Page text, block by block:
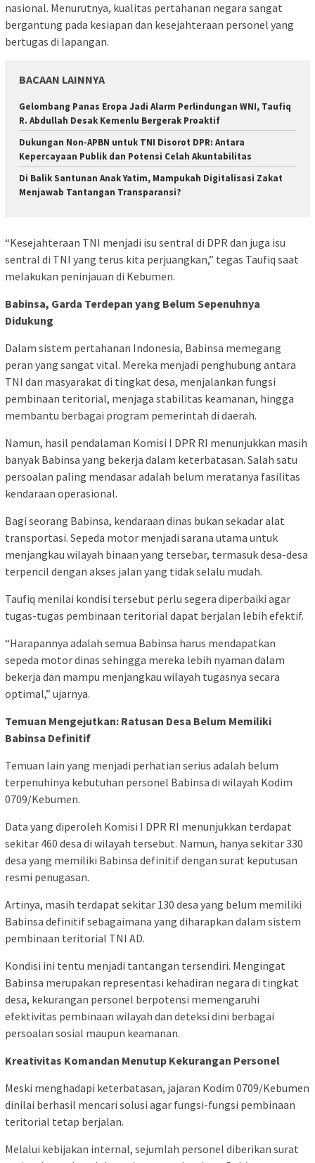
nasional. Menurutnya, kualitas pertahanan negara sangat
bergantung pada kesiapan dan kesejahteraan personel yang
bertugas di lapangan.
BACAAN LAINNYA
Gelombang Panas Eropa Jadi Alarm Perlindungan WNI, Taufiq
R. Abdullah Desak Kemenlu Bergerak Proaktif
Dukungan Non-APBN untuk TNI Disorot DPR: Antara
Kepercayaan Publik dan Potensi Celah Akuntabilitas
Di Balik Santunan Anak Yatim, Mampukah Digitalisasi Zakat
Menjawab Tantangan Transparansi?
“Kesejahteraan TNI menjadi isu sentral di DPR dan juga isu
sentral di TNI yang terus kita perjuangkan,” tegas Taufiq saat
melakukan peninjauan di Kebumen.
Babinsa, Garda Terdepan yang Belum Sepenuhnya
Didukung
Dalam sistem pertahanan Indonesia, Babinsa memegang
peran yang sangat vital. Mereka menjadi penghubung antara
TNI dan masyarakat di tingkat desa, menjalankan fungsi
pembinaan teritorial, menjaga stabilitas keamanan, hingga
membantu berbagai program pemerintah di daerah.
Namun, hasil pendalaman Komisi I DPR RI menunjukkan masih
banyak Babinsa yang bekerja dalam keterbatasan. Salah satu
persoalan paling mendasar adalah belum meratanya fasilitas
kendaraan operasional.
Bagi seorang Babinsa, kendaraan dinas bukan sekadar alat
transportasi. Sepeda motor menjadi sarana utama untuk
menjangkau wilayah binaan yang tersebar, termasuk desa-desa
terpencil dengan akses jalan yang tidak selalu mudah.
Taufiq menilai kondisi tersebut perlu segera diperbaiki agar
tugas-tugas pembinaan teritorial dapat berjalan lebih efektif.
“Harapannya adalah semua Babinsa harus mendapatkan
sepeda motor dinas sehingga mereka lebih nyaman dalam
bekerja dan mampu menjangkau wilayah tugasnya secara
optimal,” ujarnya.
Temuan Mengejutkan: Ratusan Desa Belum Memiliki
Babinsa Definitif
Temuan lain yang menjadi perhatian serius adalah belum
terpenuhinya kebutuhan personel Babinsa di wilayah Kodim
0709/Kebumen.
Data yang diperoleh Komisi I DPR RI menunjukkan terdapat
sekitar 460 desa di wilayah tersebut. Namun, hanya sekitar 330
desa yang memiliki Babinsa definitif dengan surat keputusan
resmi penugasan.
Artinya, masih terdapat sekitar 130 desa yang belum memiliki
Babinsa definitif sebagaimana yang diharapkan dalam sistem
pembinaan teritorial TNI AD.
Kondisi ini tentu menjadi tantangan tersendiri. Mengingat
Babinsa merupakan representasi kehadiran negara di tingkat
desa, kekurangan personel berpotensi memengaruhi
efektivitas pembinaan wilayah dan deteksi dini berbagai
persoalan sosial maupun keamanan.
Kreativitas Komandan Menutup Kekurangan Personel
Meski menghadapi keterbatasan, jajaran Kodim 0709/Kebumen
dinilai berhasil mencari solusi agar fungsi-fungsi pembinaan
teritorial tetap berjalan.
Melalui kebijakan internal, sejumlah personel diberikan surat